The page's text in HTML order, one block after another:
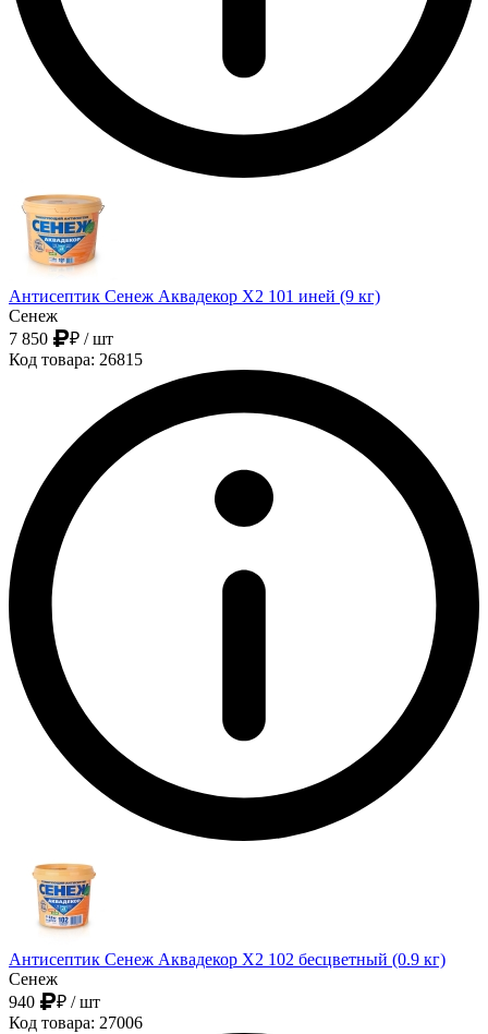
Антисептик Сенеж Аквадекор Х2 101 иней (9 кг)
Сенеж
7 850
₽ / шт
Код товара: 26815
Антисептик Сенеж Аквадекор Х2 102 бесцветный (0.9 кг)
Сенеж
940
₽ / шт
Код товара: 27006